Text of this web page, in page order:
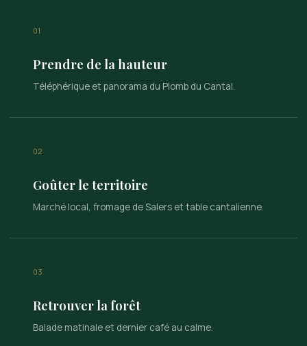
01
Prendre de la hauteur
Téléphérique et panorama du Plomb du Cantal.
02
Goûter le territoire
Marché local, fromage de Salers et table cantalienne.
03
Retrouver la forêt
Balade matinale et dernier café au calme.